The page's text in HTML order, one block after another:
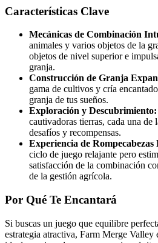
Características Clave
Mecánicas de Combinación
animales y varios objetos de la
objetos de nivel superior e
granja.
Construcción de Granja
gama de cultivos y cría
granja de tus sueños.
Exploración y Descubrimiento:
cautivadoras tierras, cada una de
desafíos y recompensas.
Experiencia de Rompecabezas
ciclo de juego relajante pero
satisfacción de la combinación
de la gestión agrícola.
Por Qué Te Encantará
Si buscas un juego que equilibre
estrategia atractiva, Farm Merge Valley